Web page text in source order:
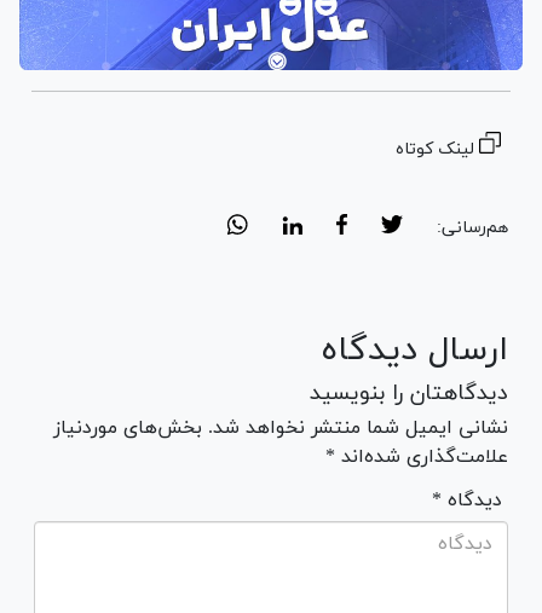
لینک کوتاه
هم‌رسانی:
ارسال دیدگاه
دیدگاهتان را بنویسید
نشانی ایمیل شما منتشر نخواهد شد. بخش‌های موردنیاز
علامت‌گذاری شده‌اند *
* دیدگاه